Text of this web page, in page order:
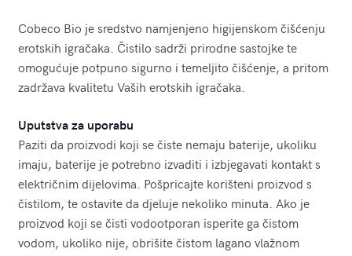
Cobeco Bio je sredstvo namjenjeno higijenskom čišćenju
erotskih igračaka. Čistilo sadrži prirodne sastojke te
omogućuje potpuno sigurno i temeljito čišćenje, a pritom
zadržava kvalitetu Vaših erotskih igračaka.
Uputstva za uporabu
Paziti da proizvodi koji se čiste nemaju baterije, ukoliku
imaju, baterije je potrebno izvaditi i izbjegavati kontakt s
električnim dijelovima. Pošpricajte korišteni proizvod s
čistilom, te ostavite da djeluje nekoliko minuta. Ako je
proizvod koji se čisti vodootporan isperite ga čistom
vodom, ukoliko nije, obrišite čistom lagano vlažnom